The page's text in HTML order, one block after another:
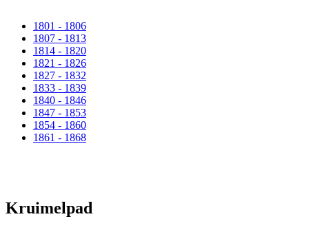
1801 - 1806
1807 - 1813
1814 - 1820
1821 - 1826
1827 - 1832
1833 - 1839
1840 - 1846
1847 - 1853
1854 - 1860
1861 - 1868
Kruimelpad